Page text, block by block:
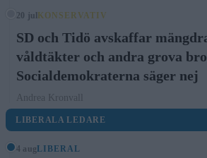
20 jul KONSERVATIV
SD och Tidö avskaffar
våldtäkter och andra grova
Socialdemokraterna säger nej
Andrea Kronvall
LIBERALA LEDARE
4 aug LIBERAL